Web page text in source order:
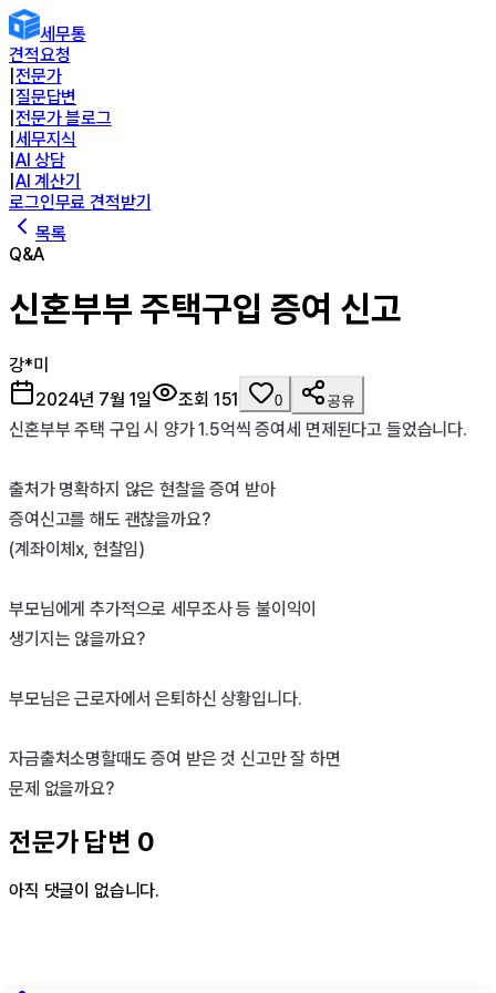
세무통
견적요청
전문가
질문답변
전문가 블로그
세무지식
AI 상담
AI 계산기
로그인무료 견적받기
목록
Q&A
신혼부부 주택구입 증여 신고
강*미
2024년 7월 1일
조회 151 0 공유
신혼부부 주택 구입 시 양가 1.5억씩 증여세 면제된다고 들었습니다.
출처가 명확하지 않은 현찰을 증여 받아
증여신고를 해도 괜찮을까요?
(계좌이체x, 현찰임)
부모님에게 추가적으로 세무조사 등 불이익이
생기지는 않을까요?
부모님은 근로자에서 은퇴하신 상황입니다.
자금출처소명할때도 증여 받은 것 신고만 잘 하면
문제 없을까요?
전문가 답변 0
아직 댓글이 없습니다.